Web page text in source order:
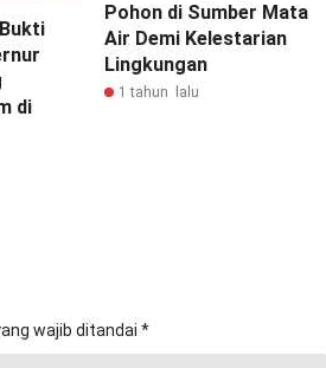
di
Pohon di Sumber Mata
Air Demi Kelestarian
Lingkungan
1 tahun lalu
wajib ditandai *